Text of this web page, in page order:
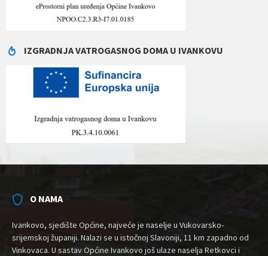
IZGRADNJA VATROGASNOG DOMA U IVANKOVU
O NAMA
Ivankovo, sjedište Općine, najveće je naselje u Vukovarsko-
srijemskoj županiji. Nalazi se u istočnoj Slavoniji, 11 km zapadno od
Vinkovaca. U sastav Općine Ivankovo još ulaze naselja Retkovci i